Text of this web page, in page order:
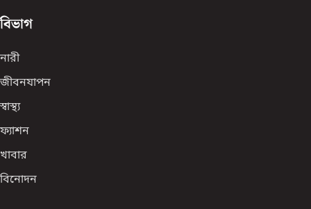
বিভাগ
নারী
জীবনযাপন
স্বাস্থ্য
ফ্যাশন
খাবার
বিনোদন